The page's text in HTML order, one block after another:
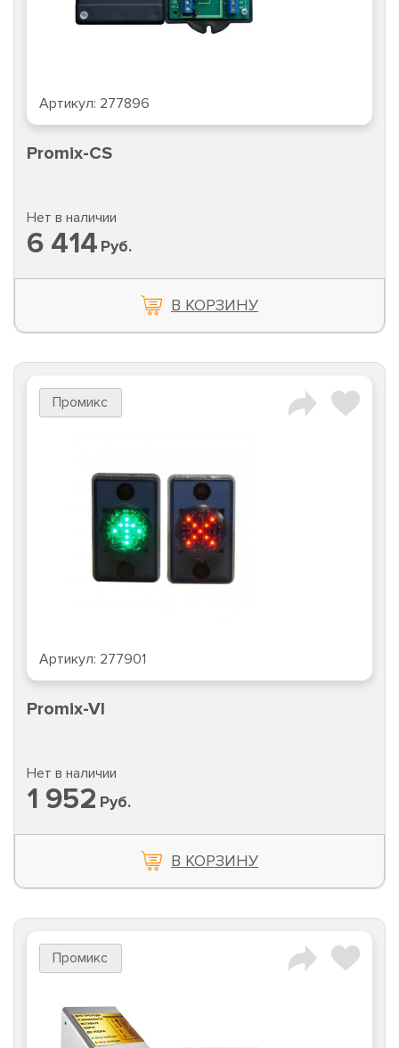
Артикул: 277896
Promix-CS
Нет в наличии
6 414 Руб.
В КОРЗИНУ
Промикс
Артикул: 277901
Promix-VI
Нет в наличии
1 952 Руб.
В КОРЗИНУ
Промикс